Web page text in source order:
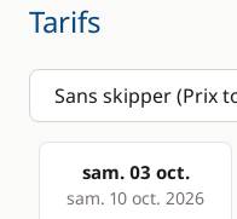
Tarifs
sam. 03 oct.
sam. 10 oct. 2026